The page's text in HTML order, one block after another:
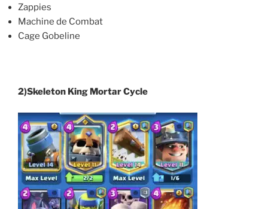
Zappies
Machine de Combat
Cage Gobeline
2)Skeleton King Mortar Cycle